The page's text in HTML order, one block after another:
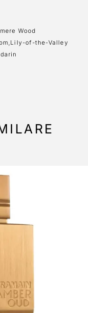
Wood
of-the-Valley